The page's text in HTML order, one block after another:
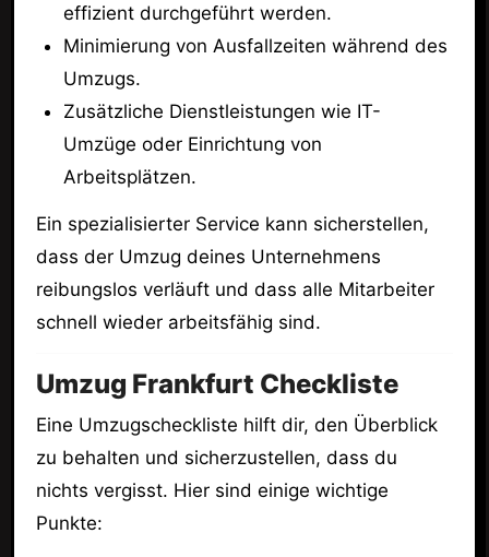
effizient durchgeführt werden.
Minimierung von Ausfallzeiten während des
Umzugs.
Zusätzliche Dienstleistungen wie IT-
Umzüge oder Einrichtung von
Arbeitsplätzen.
Ein spezialisierter Service kann sicherstellen,
dass der Umzug deines Unternehmens
reibungslos verläuft und dass alle Mitarbeiter
schnell wieder arbeitsfähig sind.
Umzug Frankfurt Checkliste
Eine Umzugscheckliste hilft dir, den Überblick
zu behalten und sicherzustellen, dass du
nichts vergisst. Hier sind einige wichtige
Punkte: